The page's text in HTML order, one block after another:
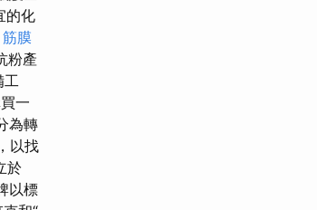
的化
筋膜
粉產
工
一
為轉
以找
於
以標